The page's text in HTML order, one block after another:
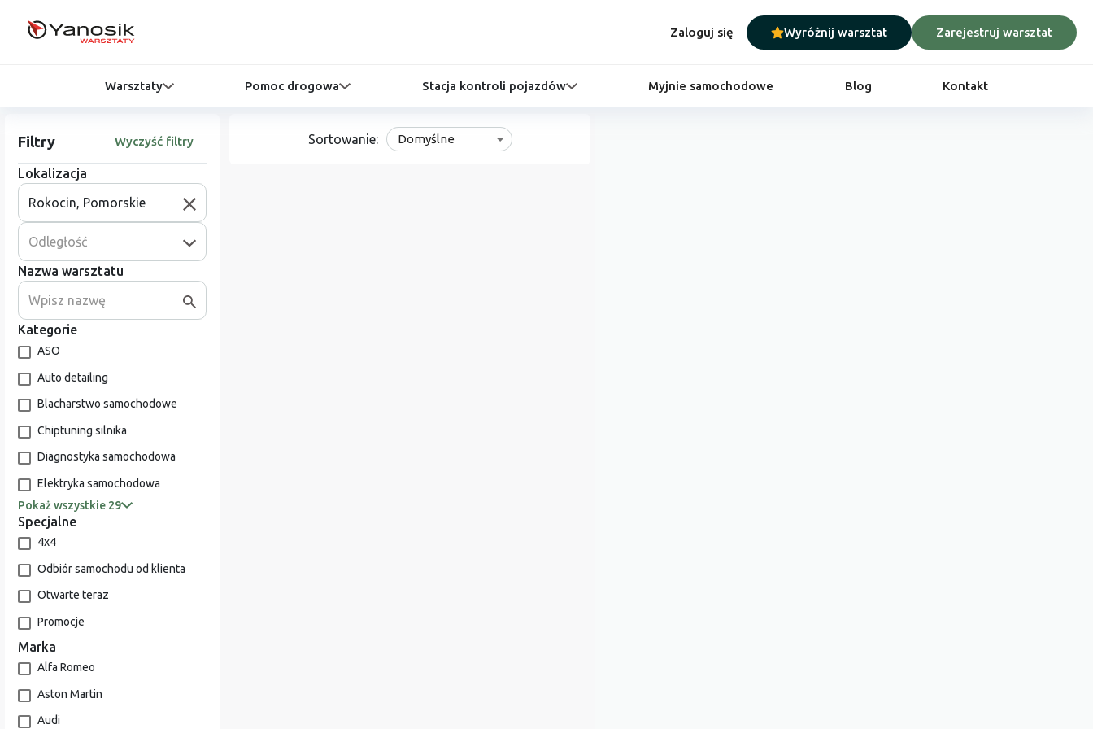
Zaloguj się Wyróżnij warsztat Zarejestruj warsztat
Warsztaty Pomoc drogowa Stacja kontroli pojazdów Myjnie samochodowe Blog Kontakt
Filtry Wyczyść filtry
Lokalizacja
Odległość
Nazwa warsztatu
Kategorie
ASO
Auto detailing
Blacharstwo samochodowe
Chiptuning silnika
Diagnostyka samochodowa
Elektryka samochodowa
Pokaż wszystkie 29
Specjalne
4x4
Odbiór samochodu od klienta
Otwarte teraz
Promocje
Marka
Alfa Romeo
Aston Martin
Audi
Sortowanie: Domyślne